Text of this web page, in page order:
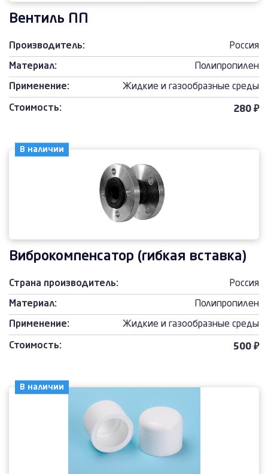
Вентиль ПП
Производитель: Россия
Материал: Полипропилен
Применение: Жидкие и газообразные среды
Стоимость: 280 ₽
В наличии
Виброкомпенсатор (гибкая вставка)
Страна производитель: Россия
Материал: Полипропилен
Применение: Жидкие и газообразные среды
Стоимость: 500 ₽
В наличии